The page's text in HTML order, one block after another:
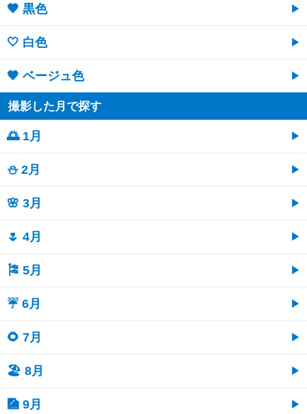
🖤 黒色
🤍 白色
🤎 ベージュ色
撮影した月で探す
🌅 1月
⛄ 2月
🌸 3月
🌷 4月
🎏 5月
☔ 6月
🌻 7月
🏖 8月
🎑 9月